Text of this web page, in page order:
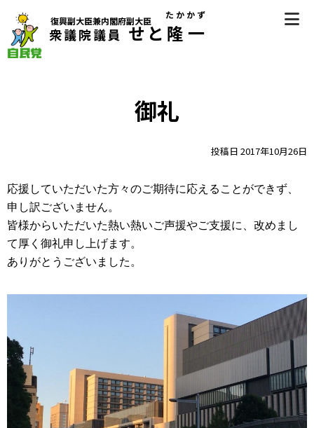
content
復興副大臣兼内閣府副大臣
衆議院議員 せと 隆一
たかかず
（せとたかかず）公式サイト御礼
投稿日 2017年10月26日
応援していただいた方々のご期待に応えることができず、
申し訳ございません。
皆様からいただいた熱い熱いご声援やご支援に、改めまし
て厚 く御礼申し上げます。
ありがとうございました。